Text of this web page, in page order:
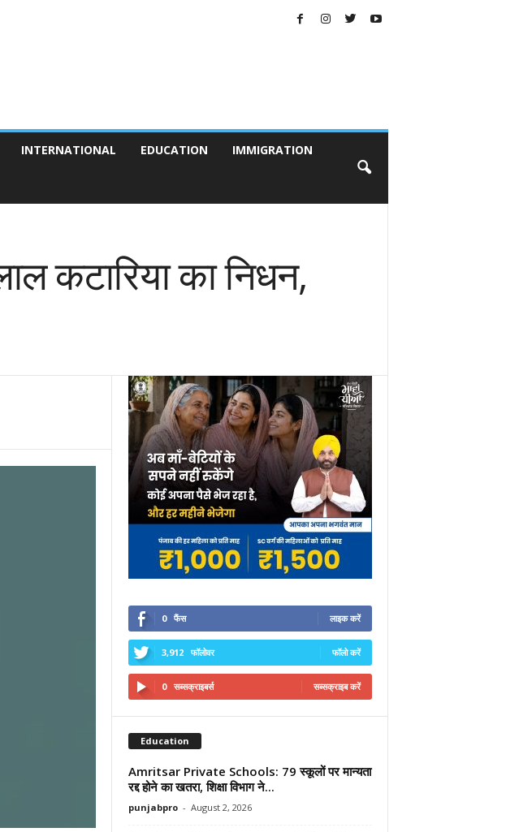
INTERNATIONAL EDUCATION IMMIGRATION
कटारिया का निधन,
0 फैंस लाइक करें
3,912 फॉलोवर फॉलो करें
0 सब्सक्राइबर्स सब्सक्राइब करें
Education
Amritsar Private Schools: 79 स्कूलों पर मान्यता
रद्द होने का खतरा, शिक्षा विभाग ने...
punjabpro - August 2, 2026